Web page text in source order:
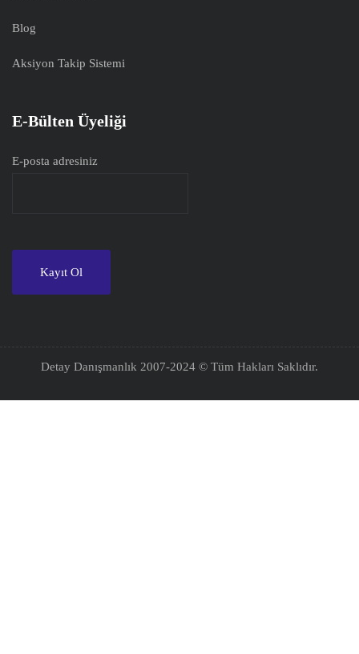
Blog
Aksiyon Takip Sistemi
E-Bülten Üyeliği
E-posta adresiniz
Detay Danışmanlık 2007-2024 © Tüm Hakları Saklıdır.